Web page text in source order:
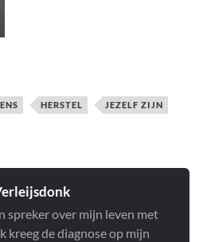
HERSTEL JEZELF ZIJN
spreker over mijn leven met
kreeg de diagnose op mijn